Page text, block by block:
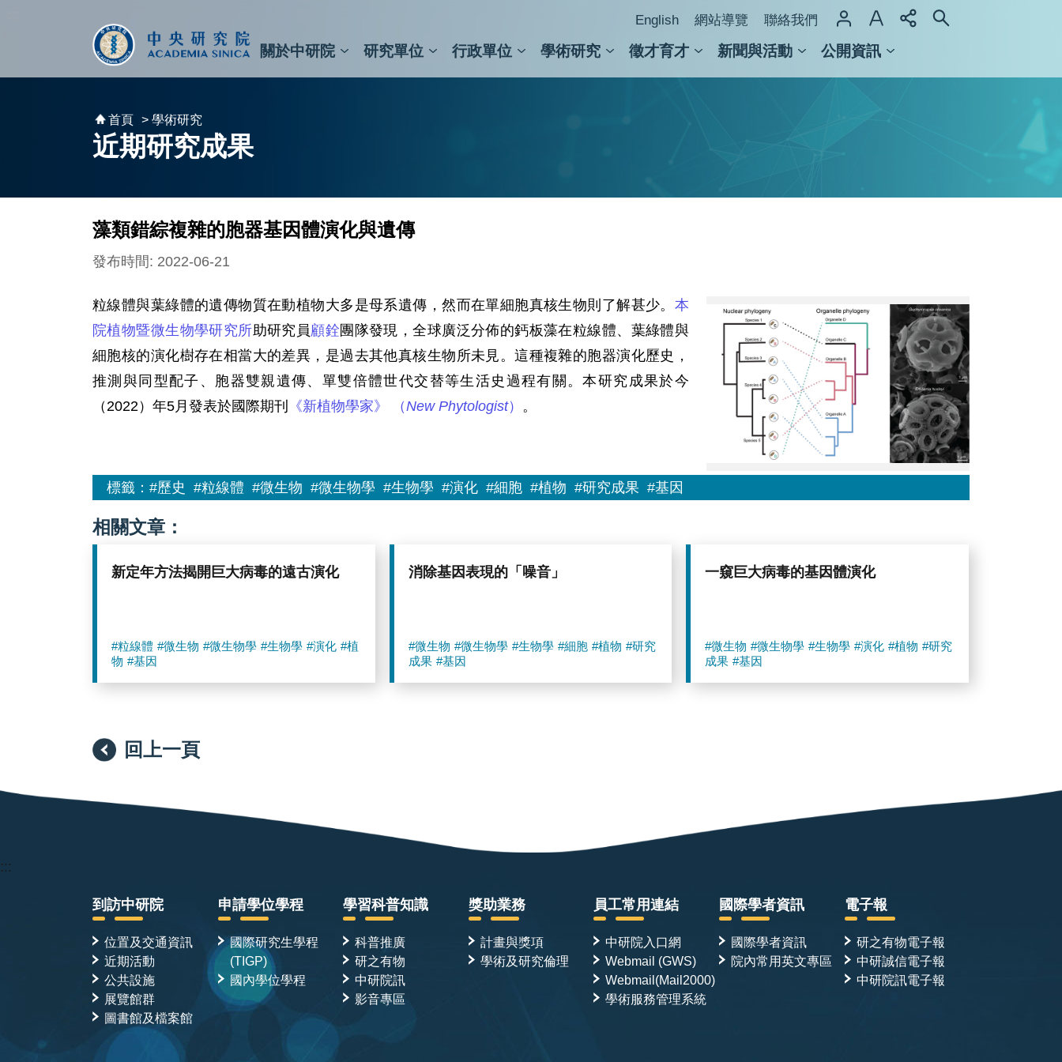
English 網站導覽 聯絡我們
關於中研院 研究單位 行政單位 學術研究 徵才育才 新聞與活動 公開資訊
首頁 > 學術研究
近期研究成果
藻類錯綜複雜的胞器基因體演化與遺傳
發布時間: 2022-06-21
粒線體與葉綠體的遺傳物質在動植物大多是母系遺傳，然而在單細胞真核生物則了解甚少。 本
院植物暨微生物學研究所助研究員顧銓 團隊發現，全球廣泛分佈的鈣板藻在粒線體、葉綠體與
細胞核的演化樹存在相當大的差異，是過去其他真核生物所未見。這種複雜的胞器演化歷史，
推測與同型配子、胞器雙親遺傳、單雙倍體世代交替等生活史過程有關。本研究成果於今
（2022）年5月發表於國際期刊
《新植物學家》 （New Phytologist） 。
標籤：#歷史 #粒線體 #微生物 #微生物學 #生物學 #演化 #細胞 #植物 #研究成果 #基因
相關文章：
新定年方法揭開巨大病毒的遠古演化
#粒線體 #微生物 #微生物學 #生物學 #演化 #植
物 #基因
消除基因表現的「噪音」
#微生物 #微生物學 #生物學 #細胞 #植物 #研究
成果 #基因
一窺巨大病毒的基因體演化
#微生物 #微生物學 #生物學 #演化 #植物 #研究
成果 #基因
回上一頁
:::
到訪中研院
位置及交通資訊
近期活動
公共設施
展覽館群
圖書館及檔案館
申請學位學程
國際研究生學程
(TIGP)
國內學位學程
學習科普知識
科普推廣
研之有物
中研院訊
影音專區
獎助業務
計畫與獎項
學術及研究倫理
員工常用連結
中研院入口網
Webmail (GWS)
Webmail(Mail2000)
學術服務管理系統
國際學者資訊
國際學者資訊
院內常用英文專區
電子報
研之有物電子報
中研誠信電子報
中研院訊電子報